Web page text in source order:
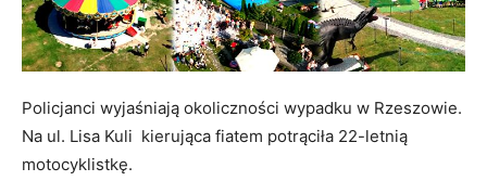
Policjanci wyjaśniają okoliczności wypadku w Rzeszowie.
Na ul. Lisa Kuli kierująca fiatem potrąciła 22-letnią
motocyklistkę.